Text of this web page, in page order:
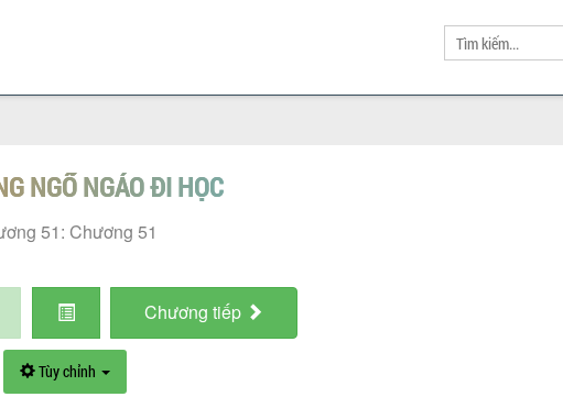
NGỔ NGÁO ĐI HỌC
51: Chương 51
Chương tiếp
Tùy chỉnh